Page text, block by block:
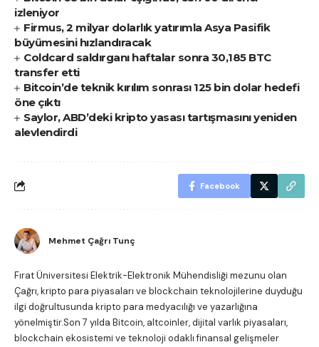
izleniyor
Firmus, 2 milyar dolarlık yatırımla Asya Pasifik
büyümesini hızlandıracak
Coldcard saldırganı haftalar sonra 30,185 BTC
transfer etti
Bitcoin’de teknik kırılım sonrası 125 bin dolar hedefi
öne çıktı
Saylor, ABD’deki kripto yasası tartışmasını yeniden
alevlendirdi
Facebook
Mehmet Çağrı Tunç
Fırat Üniversitesi Elektrik-Elektronik Mühendisliği mezunu olan
Çağrı, kripto para piyasaları ve blockchain teknolojilerine duyduğu
ilgi doğrultusunda kripto para medyacılığı ve yazarlığına
yönelmiştir.Son 7 yılda Bitcoin, altcoinler, dijital varlık piyasaları,
blockchain ekosistemi ve teknoloji odaklı finansal gelişmeler